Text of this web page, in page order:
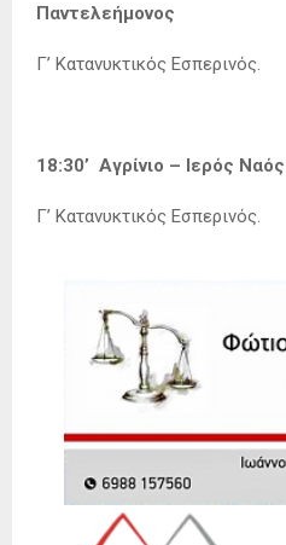
Παντελεήμονος
Γ’ Κατανυκτικός Εσπερινός.
18:30’ Αγρίνιο – Ιερός
Γ’ Κατανυκτικός Εσπερινός.